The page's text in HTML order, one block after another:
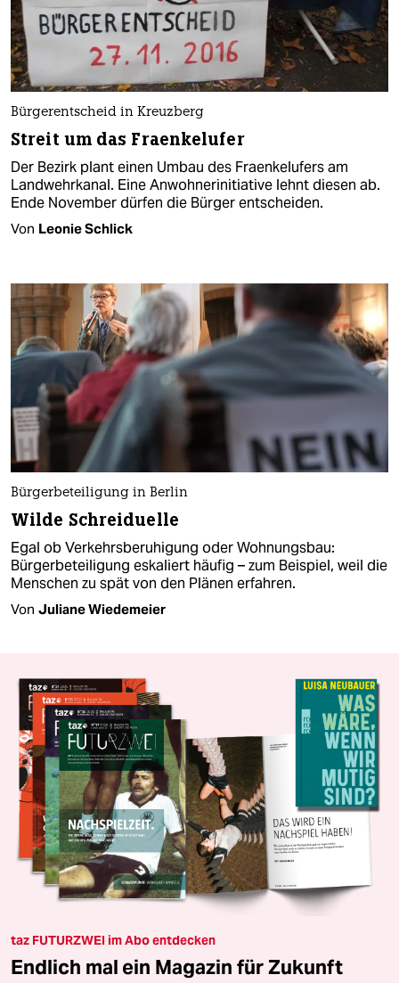
Bürgerentscheid in Kreuzberg
Streit um das Fraenkelufer
Der Bezirk plant einen Umbau des Fraenkelufers am
Landwehrkanal. Eine Anwohnerinitiative lehnt diesen ab.
Ende November dürfen die Bürger entscheiden.
Von Leonie Schlick
Bürgerbeteiligung in Berlin
Wilde Schreiduelle
Egal ob Verkehrsberuhigung oder Wohnungsbau:
Bürgerbeteiligung eskaliert häufig – zum Beispiel, weil die
Menschen zu spät von den Plänen erfahren.
Von Juliane Wiedemeier
taz FUTURZWEI im Abo entdecken
Endlich mal ein Magazin für Zukunft